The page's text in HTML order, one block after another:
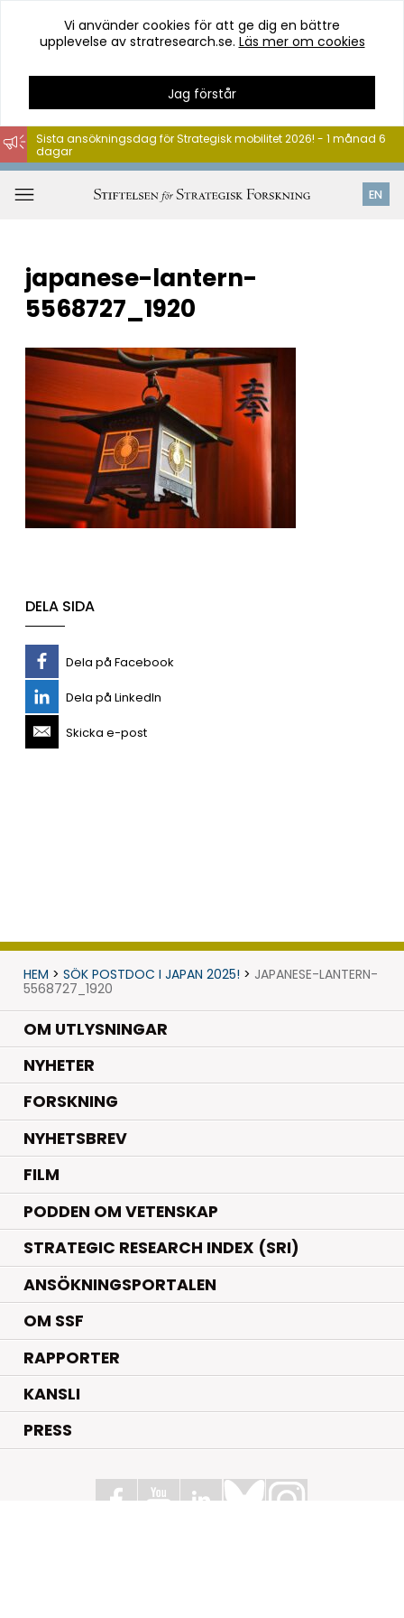
Hoppa
till
innehåll
Vi använder cookies för att ge dig en bättre
upplevelse av stratresearch.se. Läs mer om cookies
Jag förstår
EN
Sista ansökningsdag för Strategisk mobilitet 2026! - 1 månad 6
dagar
japanese-lantern-
5568727_1920
DELA SIDA
Dela på Facebook
Dela på LinkedIn
Skicka e-post
HEM > SÖK POSTDOC I JAPAN 2025! > JAPANESE-LANTERN-
5568727_1920
OM UTLYSNINGAR
NYHETER.
FORSKNING.
NYHETSBREV
FILM
PODDEN OM VETENSKAP
STRATEGIC RESEARCH INDEX (SRI)
ANSÖKNINGSPORTALEN
OM SSF
RAPPORTER
KANSLI
PRESS